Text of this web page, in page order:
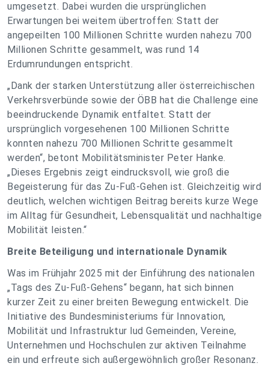
umgesetzt. Dabei wurden die ursprünglichen
Erwartungen bei weitem übertroffen: Statt der
angepeilten 100 Millionen Schritte wurden nahezu 700
Millionen Schritte gesammelt, was rund 14
Erdumrundungen entspricht.
„Dank der starken Unterstützung aller österreichischen
Verkehrsverbünde sowie der ÖBB hat die Challenge eine
beeindruckende Dynamik entfaltet. Statt der
ursprünglich vorgesehenen 100 Millionen Schritte
konnten nahezu 700 Millionen Schritte gesammelt
werden“, betont Mobilitätsminister Peter Hanke.
„Dieses Ergebnis zeigt eindrucksvoll, wie groß die
Begeisterung für das Zu-Fuß-Gehen ist. Gleichzeitig wird
deutlich, welchen wichtigen Beitrag bereits kurze Wege
im Alltag für Gesundheit, Lebensqualität und nachhaltige
Mobilität leisten.“
Breite Beteiligung und internationale Dynamik
Was im Frühjahr 2025 mit der Einführung des nationalen
„Tags des Zu-Fuß-Gehens“ begann, hat sich binnen
kurzer Zeit zu einer breiten Bewegung entwickelt. Die
Initiative des Bundesministeriums für Innovation,
Mobilität und Infrastruktur lud Gemeinden, Vereine,
Unternehmen und Hochschulen zur aktiven Teilnahme
ein und erfreute sich außergewöhnlich großer Resonanz.